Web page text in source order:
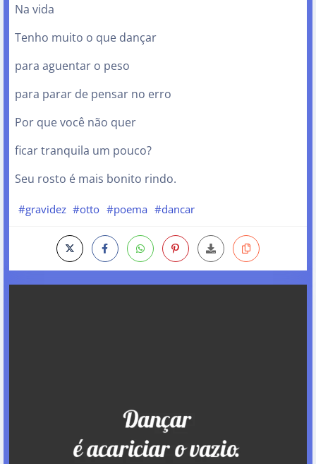
Na vida
Tenho muito o que dançar
para aguentar o peso
para parar de pensar no erro
Por que você não quer
ficar tranquila um pouco?
Seu rosto é mais bonito rindo.
#gravidez #otto #poema #dancar